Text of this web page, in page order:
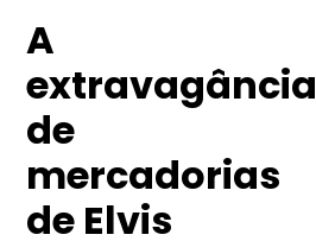
A
extravagância
de
mercadorias
de Elvis